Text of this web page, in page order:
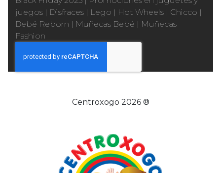
juegos | Disfraces | Lego | Hot Wheels | Chicco |
Bebé Reborn | Muñecas Bebé | Muñecas
Fashion
Centroxogo 2026 ®